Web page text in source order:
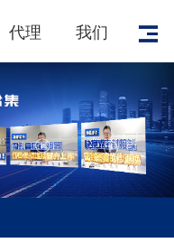
代理 我们